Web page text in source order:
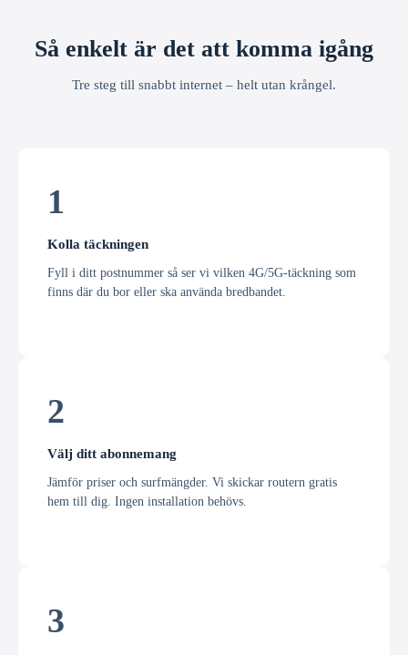
Så enkelt är det att komma igång
Tre steg till snabbt internet – helt utan krångel.
1
Kolla täckningen
Fyll i ditt postnummer så ser vi vilken 4G/5G-täckning som
finns där du bor eller ska använda bredbandet.
2
Välj ditt abonnemang
Jämför priser och surfmängder. Vi skickar routern gratis
hem till dig. Ingen installation behövs.
3